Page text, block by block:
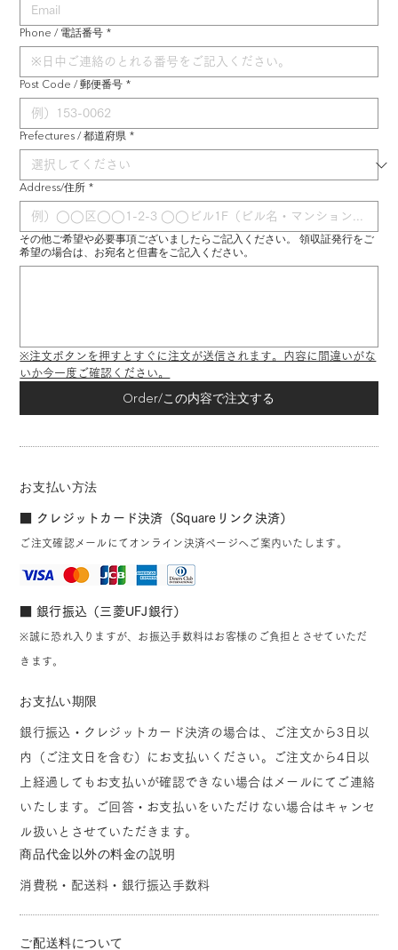
Phone / 電話番号 *
Post Code / 郵便番号 *
Prefectures / 都道府県 *
Address/住所 *
その他ご希望や必要事項ございましたらご記入ください。 領収証発行をご
希望の場合は、お宛名と但書をご記入ください。
※注文ボタンを押すとすぐに注文が送信されます。内容に間違いがな
いか今一度ご確認ください。
Order/この内容で注文する
お支払い方法
■ クレジットカード決済（Squareリンク決済）
ご注文確認メールにてオンライン決済ページへご案内いたします。
■ 銀行振込（三菱UFJ銀行）
※誠に恐れ入りますが、お振込手数料はお客様のご負担とさせていただ
きます。
お支払い期限
銀行振込・クレジットカード決済の場合は、ご注文から3日以
内（ご注文日を含む）にお支払いください。ご注文から4日以
上経過してもお支払いが確認できない場合はメールにてご連絡
いたします。ご回答・お支払いをいただけない場合はキャンセ
ル扱いとさせていただきます。
商品代金以外の料金の説明
消費税・配送料・銀行振込手数料
ご配送料について